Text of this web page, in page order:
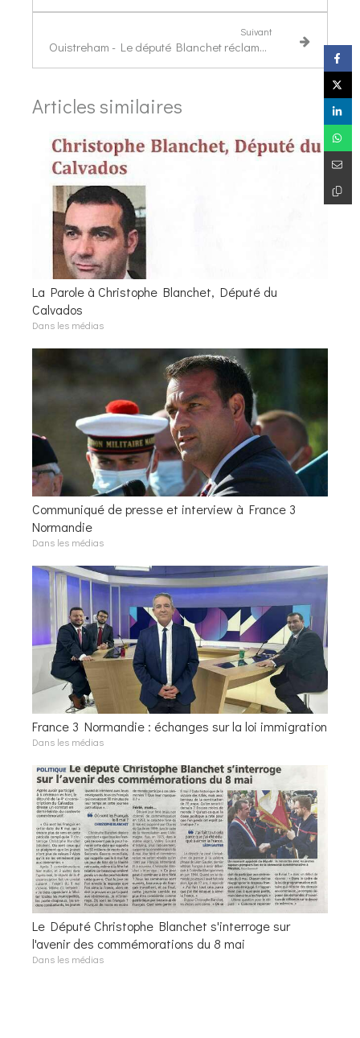
Suivant
Ouistreham - Le député Blanchet réclame une police aux frontières
Articles similaires
La Parole à Christophe Blanchet, Député du
Calvados
Dans les médias
Communiqué de presse et interview à France 3
Normandie
Dans les médias
France 3 Normandie : échanges sur la loi immigration
Dans les médias
Le Député Christophe Blanchet s'interroge sur
l'avenir des commémorations du 8 mai
Dans les médias